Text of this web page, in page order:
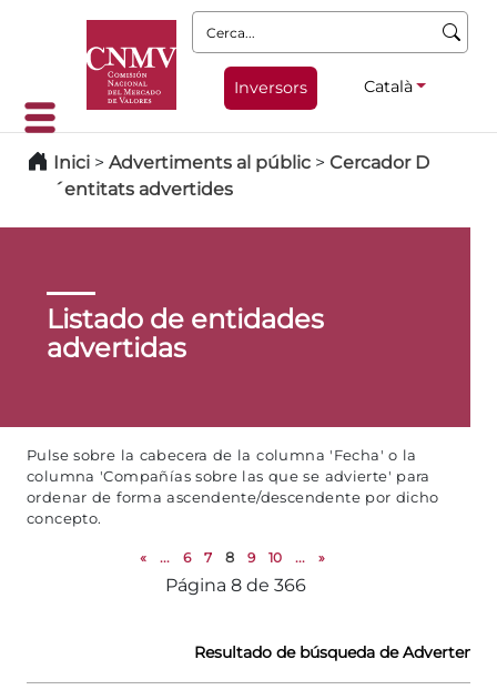
Cerca:
Inversors Català
Inici > Advertiments al públic > Cercador D
´entitats advertides
Listado de entidades
advertidas
Pulse sobre la cabecera de la columna 'Fecha' o la
columna 'Compañías sobre las que se advierte' para
ordenar de forma ascendente/descendente por dicho
concepto.
« ... 6 7 8 9 10 ... »
Página 8 de 366
Resultado de búsqueda de